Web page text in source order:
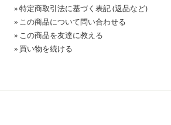
» 特定商取引法に基づく表記 (返品など)
» この商品について問い合わせる
» この商品を友達に教える
» 買い物を続ける